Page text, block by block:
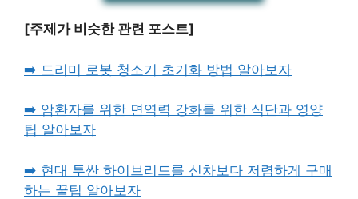
[주제가 비슷한 관련 포스트]
➡️ 드리미 로봇 청소기 초기화 방법 알아보자
➡️ 암환자를 위한 면역력 강화를 위한 식단과 영양
팁 알아보자
➡️ 현대 투싼 하이브리드를 신차보다 저렴하게 구매
하는 꿀팁 알아보자